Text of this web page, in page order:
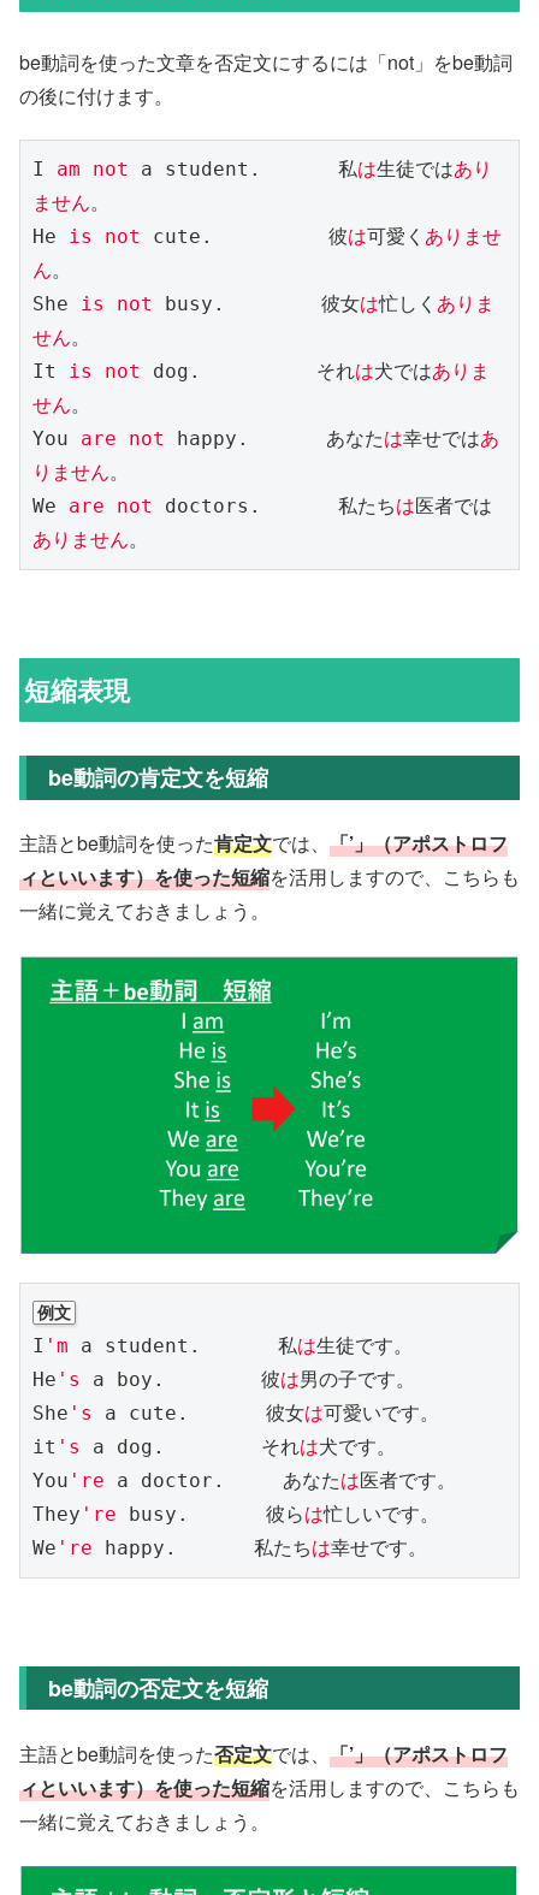
be動詞を使った文章を否定文にするには「not」をbe動詞
の後に付けます。
I am not a student.　　　　私は生徒ではあり
ません。
He is not cute.　　　　　　彼は可愛く ありませ
ん。
She is not busy.　　　　　彼女は忙しく ありま
せん。
It is not dog.　　　　　　それは犬ではありま
せん。
You are not happy.　　　　あなたは幸せではあ
りません。
We are not doctors.　　　　私たちは医者では
ありません。
短縮表現
be動詞の肯定文を短縮
主語とbe動詞を使った肯定文では、 「’」（アポストロフ
ィといいます）を使った短縮を活用しますので、こちらも
一緒に覚えておきましょう。
例文
I 'm a student.　　　　私は生徒です。
He 's a boy.　　　　　彼は男の子です。
She 's a cute.　　　　彼女は可愛いです。
it 's a dog.　　　　　それは犬です。
You 're a doctor.　　　あなたは医者です。
They 're busy.　　　　彼らは忙しいです。
We 're happy.　　　　私たちは
be動詞の否定文を短縮
主語とbe動詞を使った否定文では、 「’」（アポストロフ
ィといいます）を使った短縮を活用しますので、こちらも
一緒に覚えておきましょう。